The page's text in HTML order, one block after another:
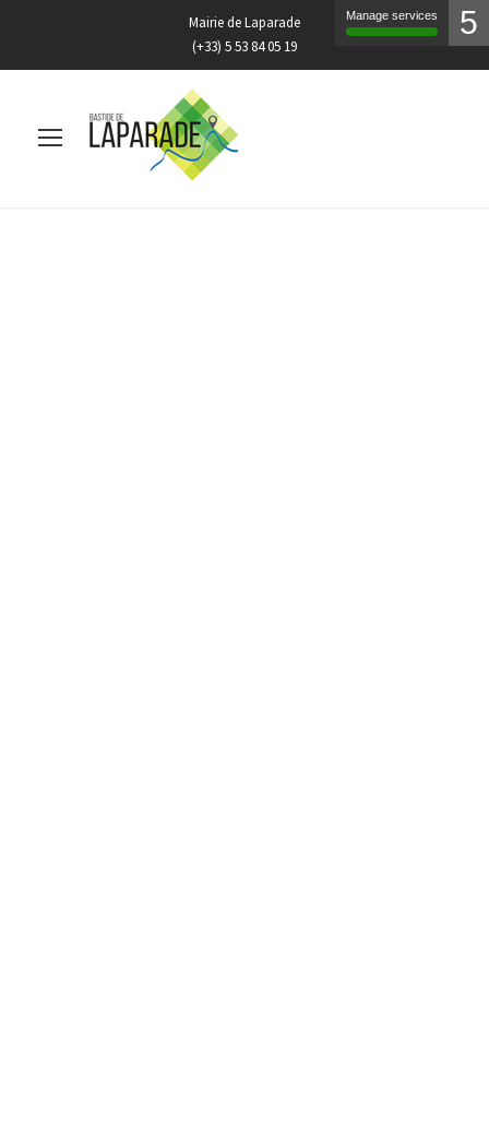
Mairie de Laparade
(+33) 5 53 84 05 19
Manage services 5